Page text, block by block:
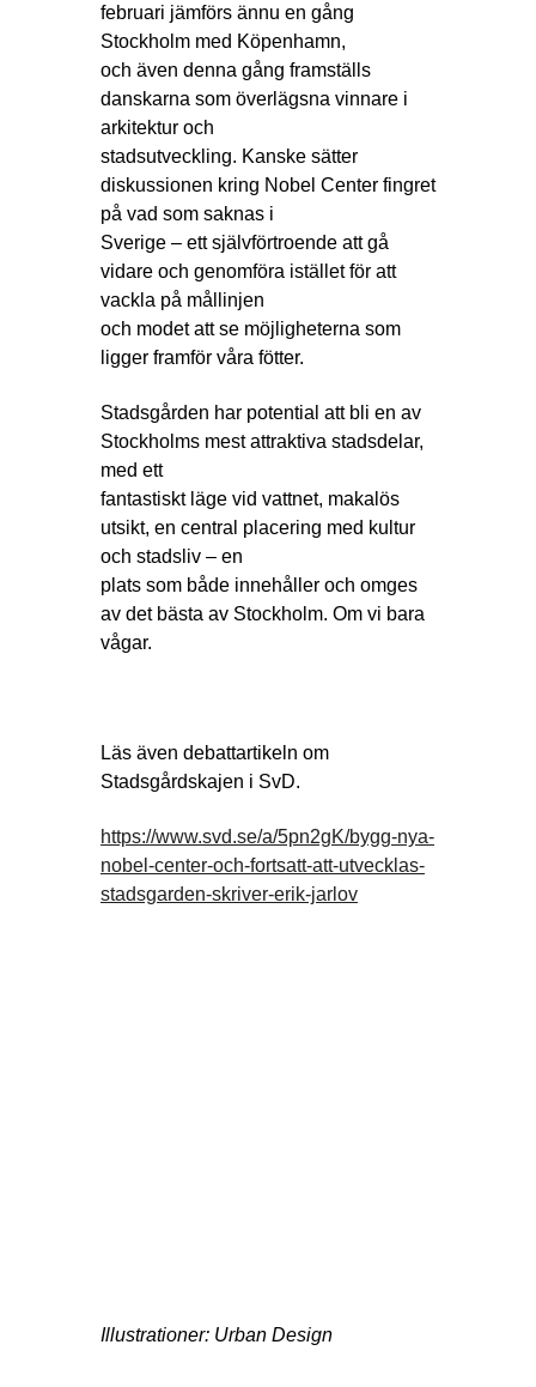
februari jämförs ännu en gång
Stockholm med Köpenhamn,
och även denna gång framställs
danskarna som överlägsna vinnare i
arkitektur och
stadsutveckling. Kanske sätter
diskussionen kring Nobel Center fingret
på vad som saknas i
Sverige – ett självförtroende att gå
vidare och genomföra istället för att
vackla på mållinjen
och modet att se möjligheterna som
ligger framför våra fötter.
Stadsgården har potential att bli en av
Stockholms mest attraktiva stadsdelar,
med ett
fantastiskt läge vid vattnet, makalös
utsikt, en central placering med kultur
och stadsliv – en
plats som både innehåller och omges
av det bästa av Stockholm. Om vi bara
vågar.
Läs även debattartikeln om
Stadsgårdskajen i SvD.
https://www.svd.se/a/5pn2gK/bygg-nya-
nobel-center-och-fortsatt-att-utvecklas-
stadsgarden-skriver-erik-jarlov
Illustrationer: Urban Design